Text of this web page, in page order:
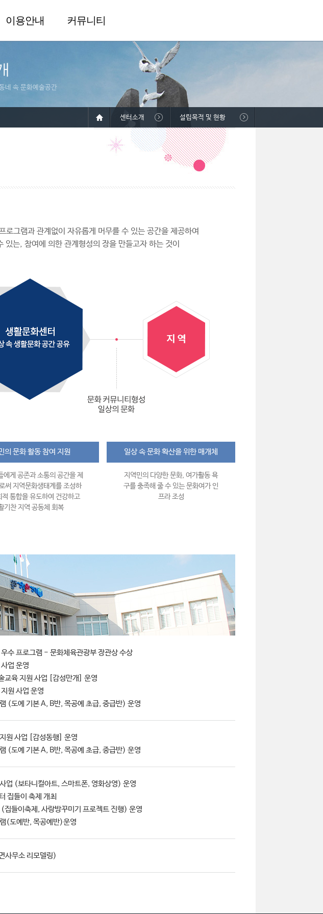
이용안내 커뮤니티
네 속 문화예술공간
센터소개 설립목적 및 현황
그램과 관계없이 자유롭게 머무를 수 있는 공간을 제공하여
는, 참여에 의한 관계형성의 장을 만들고자 하는 것이
의 문화 활동 참여 지원
에게 공존과 소통의 공간을 제
써 지역문화생태계를 조성하
적 통합을 유도하여 건강하고
기찬 지역 공동체 회복
일상 속 문화 확산을 위한 매개체
지역민의 다양한 문화, 여가활동 욕
구를 충족해 줄 수 있는 문화여가 인
프라 조성
수 프로그램 - 문화체육관광부 장관상 수상
업 운영
교육 지원 사업 [감성만개] 운영
원 사업 운영
(도예 기본 A, B반, 목공예 초급, 중급반) 운영
원 사업 [감성동행] 운영
(도예 기본 A, B반, 목공예 초급, 중급반) 운영
업 (보타니컬아트, 스마트폰, 영화상영) 운영
집들이 축제 개최
집들이축제, 사랑방꾸미기 프로젝트 진행) 운영
(도예반, 목공예반)운영
사무소 리모델링)